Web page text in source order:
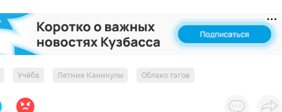
Учёба Летние Каникулы Облако тэгов